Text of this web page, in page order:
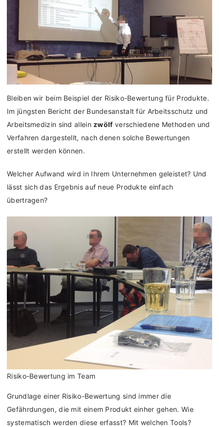
Bleiben wir beim Beispiel der Risiko-Bewertung für Produkte.
Im jüngsten Bericht der Bundesanstalt für Arbeitsschutz und
Arbeitsmedizin sind allein zwölfverschiedene Methoden und
Verfahren dargestellt, nach denen solche Bewertungen
erstellt werden können.
Welcher Aufwand wird in Ihrem Unternehmen geleistet? Und
lässt sich das Ergebnis auf neue Produkte einfach
übertragen?
Risiko-Bewertung im Team
Grundlage einer Risiko-Bewertung sind immer die
Gefährdungen, die mit einem Produkt einher gehen. Wie
systematisch werden diese erfasst? Mit welchen Tools?